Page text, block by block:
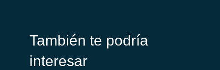
También te podría
interesar